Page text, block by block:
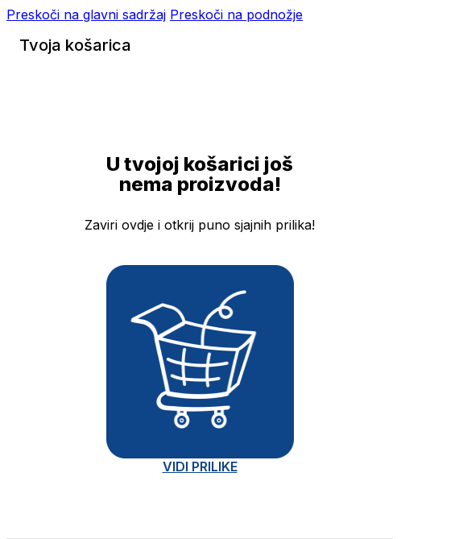
Preskoči na glavni sadržaj Preskoči na podnožje
Tvoja košarica
U tvojoj košarici još
nema proizvoda!
Zaviri ovdje i otkrij puno sjajnih prilika!
VIDI PRILIKE